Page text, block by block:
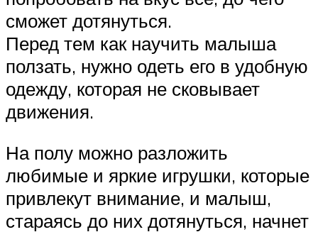
сможет дотянуться.
Перед тем как научить малыша
ползать, нужно одеть его в удобную
одежду, которая не сковывает
движения.
На полу можно разложить
любимые и яркие игрушки, которые
привлекут внимание, и малыш,
стараясь до них дотянуться, начнет